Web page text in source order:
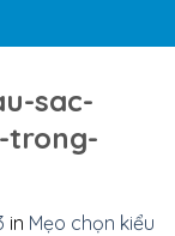
sac-
trong-
in Mẹo chọn kiểu